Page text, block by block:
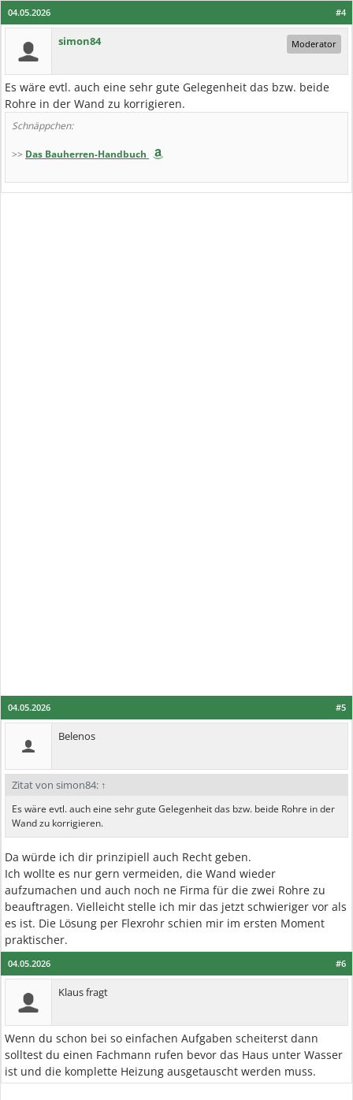
#4
04.05.2026
simon84 Moderator
Es wäre evtl. auch eine sehr gute Gelegenheit das bzw. beide
Rohre in der Wand zu korrigieren.
Schnäppchen:
>> Das Bauherren-Handbuch
#5
04.05.2026
Belenos
Zitat von simon84: ↑
Es wäre evtl. auch eine sehr gute Gelegenheit das bzw. beide Rohre in der
Wand zu korrigieren.
Da würde ich dir prinzipiell auch Recht geben.
Ich wollte es nur gern vermeiden, die Wand wieder
aufzumachen und auch noch ne Firma für die zwei Rohre zu
beauftragen. Vielleicht stelle ich mir das jetzt schwieriger vor als
es ist. Die Lösung per Flexrohr schien mir im ersten Moment
praktischer.
#6
04.05.2026
Klaus fragt
Wenn du schon bei so einfachen Aufgaben scheiterst dann
solltest du einen Fachmann rufen bevor das Haus unter Wasser
ist und die komplette Heizung ausgetauscht werden muss.